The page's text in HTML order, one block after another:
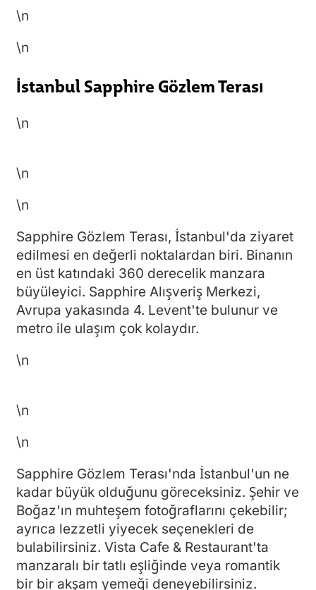
\n
\n
İstanbul Sapphire Gözlem Terası
\n
\n
\n
Sapphire Gözlem Terası, İstanbul'da ziyaret
edilmesi en değerli noktalardan biri. Binanın
en üst katındaki 360 derecelik manzara
büyüleyici. Sapphire Alışveriş Merkezi,
Avrupa yakasında 4. Levent'te bulunur ve
metro ile ulaşım çok kolaydır.
\n
\n
\n
Sapphire Gözlem Terası'nda İstanbul'un ne
kadar büyük olduğunu göreceksiniz. Şehir ve
Boğaz'ın muhteşem fotoğraflarını çekebilir;
ayrıca lezzetli yiyecek seçenekleri de
bulabilirsiniz. Vista Cafe & Restaurant'ta
manzaralı bir tatlı eşliğinde veya romantik
bir bir akşam yemeği deneyebilirsiniz.